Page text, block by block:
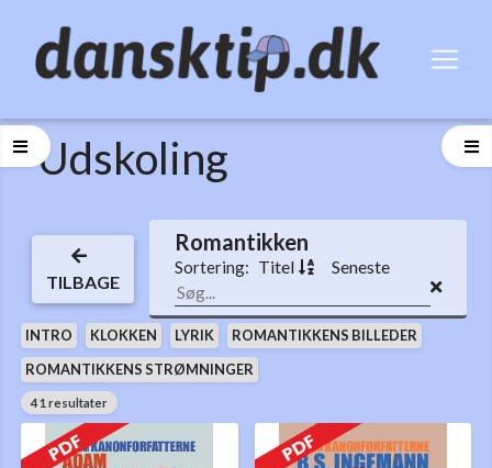
Udskoling
TILBAGE
Romantikken
Sortering: Titel Seneste
INTRO KLOKKEN LYRIK
ROMANTIKKENS BILLEDER
ROMANTIKKENS STRØMNINGER
41 resultater